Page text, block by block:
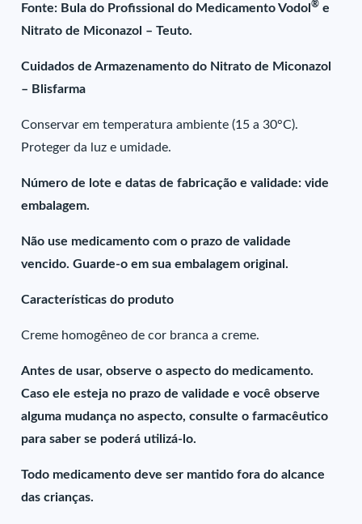
Fonte: Bula do Profissional do Medicamento Vodol® e
Nitrato de Miconazol – Teuto.
Cuidados de Armazenamento do Nitrato de Miconazol
– Blisfarma
Conservar em temperatura ambiente (15 a 30°C).
Proteger da luz e umidade.
Número de lote e datas de fabricação e validade: vide
embalagem.
Não use medicamento com o prazo de validade
vencido. Guarde-o em sua embalagem original.
Características do produto
Creme homogêneo de cor branca a creme.
Antes de usar, observe o aspecto do medicamento.
Caso ele esteja no prazo de validade e você observe
alguma mudança no aspecto, consulte o farmacêutico
para saber se poderá utilizá-lo.
Todo medicamento deve ser mantido fora do alcance
das crianças.